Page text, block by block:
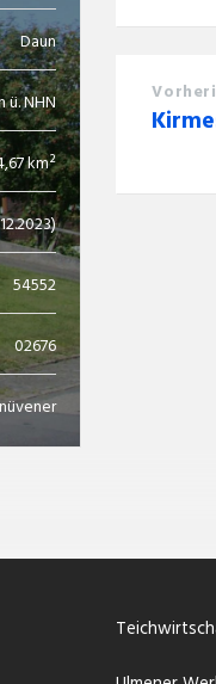
Daun
ü. NHN
km²
54552
02676